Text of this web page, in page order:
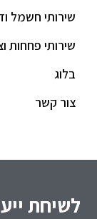
שירותי חשמל
שירותי פחחות
בלוג
צור קשר
לשיחת